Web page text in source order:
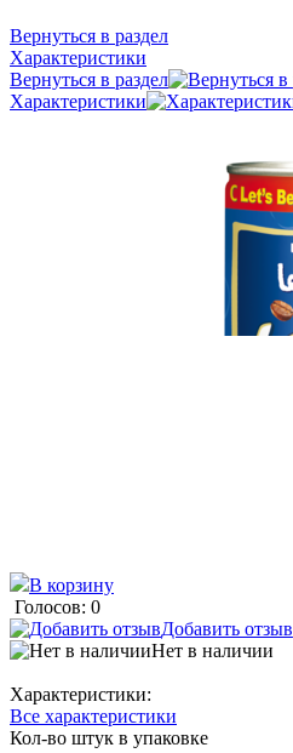
Вернуться в раздел
Характеристики
Вернуться в раздел
Характеристики
В корзину
Голосов: 0
Добавить отзыв
Нет в наличии
Характеристики:
Все характеристики
Кол-во штук в упаковке